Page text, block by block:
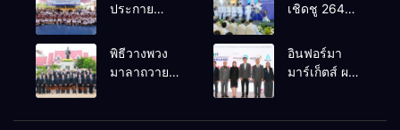
ประกาย
เยาวชน ผ่าน
เชิดชู 264
บ้านยอดเยี่ยม
มอบแหนบ
เกียรติยศแห่ง
พิธีวางพวง
มาลาถวาย
อินฟอร์มา
มาร์เก็ตส์ ผนึก